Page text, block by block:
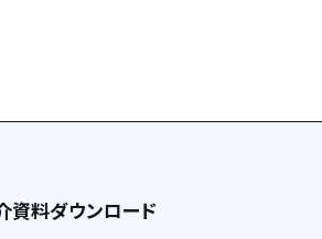
資料ダウンロード